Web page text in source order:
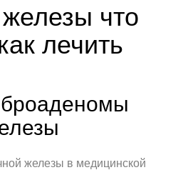
что
лечить
железы в медицинской